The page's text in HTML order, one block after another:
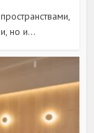
но и...